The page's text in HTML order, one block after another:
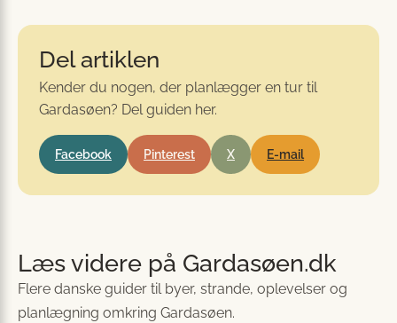
Del artiklen
Kender du nogen, der planlægger en tur til
Gardasøen? Del guiden her.
Facebook Pinterest X E-mail
Læs videre på Gardasøen.dk
Flere danske guider til byer, strande, oplevelser og
planlægning omkring Gardasøen.